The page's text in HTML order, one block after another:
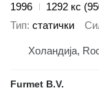
1996
1292 кс
Тип статички
Холандија,
Furmet B.V.